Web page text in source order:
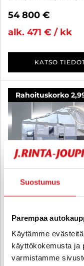
Suostumus
Parempaa
Käytämme
käyttökokemusta ja
varmistamme
54 800 €
alk. 471 € / kk
KATSO
Rahoituskorko
Adria MATRIX